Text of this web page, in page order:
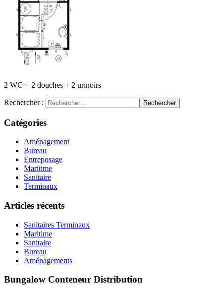
2 WC + 2 douches + 2 urinoirs
Rechercher :
Catégories
Aménagement
Bureau
Entreposage
Maritime
Sanitaire
Terminaux
Articles récents
Sanitaires Terminaux
Maritime
Sanitaire
Bureau
Aménagements
Bungalow Conteneur Distribution